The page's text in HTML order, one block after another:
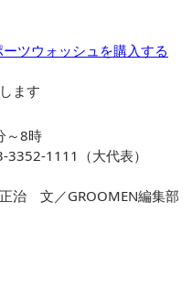
ツウォッシュを購入する
ます
～8時
1111（大代表）
治 文／GROOMEN編集部